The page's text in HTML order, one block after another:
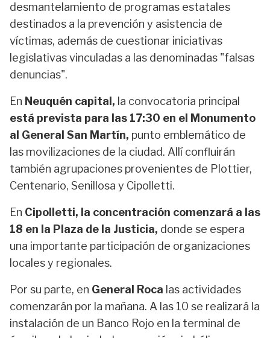
desmantelamiento de programas estatales
destinados a la prevención y asistencia de
víctimas, además de cuestionar iniciativas
legislativas vinculadas a las denominadas "falsas
denuncias".
En Neuquén capital, la convocatoria principal
está prevista para las 17:30 en el Monumento
al General San Martín, punto emblemático de
las movilizaciones de la ciudad. Allí confluirán
también agrupaciones provenientes de Plottier,
Centenario, Senillosa y Cipolletti.
En Cipolletti, la concentración comenzará a las
18 en la Plaza de la Justicia, donde se espera
una importante participación de organizaciones
locales y regionales.
Por su parte, en General Roca las actividades
comenzarán por la mañana. A las 10 se realizará la
instalación de un Banco Rojo en la terminal de